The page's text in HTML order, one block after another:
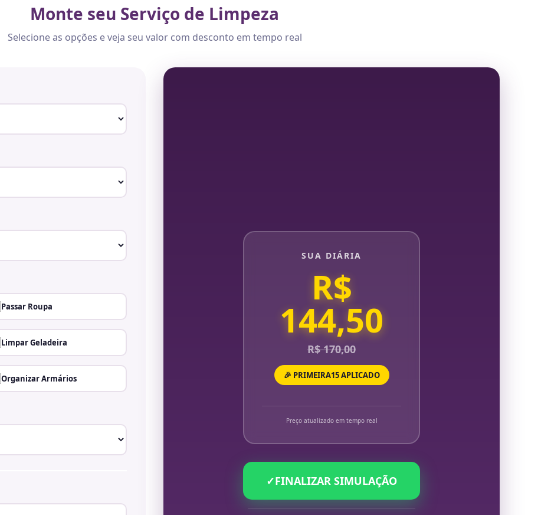
Monte seu Serviço de Limpeza
Selecione as opções e veja seu valor com desconto em tempo real
Passar Roupa
Limpar Geladeira
Organizar Armários
SUA DIÁRIA
R$
144,50
R$ 170,00
🎉 PRIMEIRA15 APLICADO
Preço atualizado em tempo real
✓FINALIZAR SIMULAÇÃO